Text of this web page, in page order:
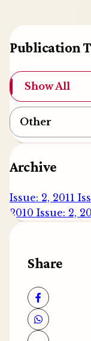
Publication
Show All
Other
Archive
Issue: 2, 2011
2010 Issue: 2,
Share